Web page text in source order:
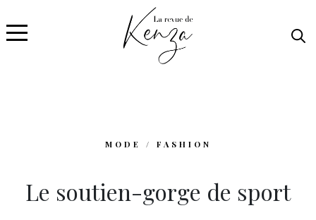
MODE / FASHION
Le soutien-gorge de sport